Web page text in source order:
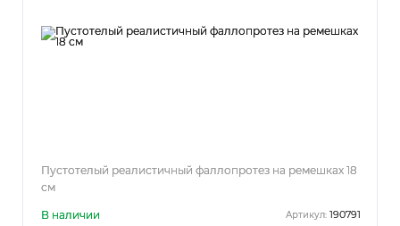
Пустотелый реалистичный фаллопротез на ремешках 18
см
В наличии Артикул: 190791